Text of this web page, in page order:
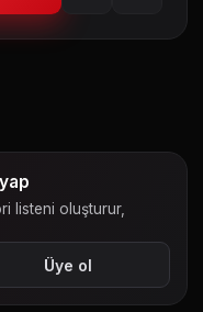
listeni oluşturur,
Üye ol